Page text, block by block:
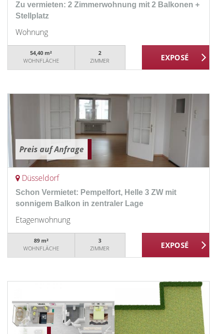
Zu vermieten: 2 Zimmerwohnung mit 2 Balkonen +
Stellplatz
Wohnung
54,40 m²
WOHNFLÄCHE
2
ZIMMER
Preis auf Anfrage
Düsseldorf
Schon Vermietet: Pempelfort, Helle 3 ZW mit
sonnigem Balkon in zentraler Lage
Etagenwohnung
89 m²
WOHNFLÄCHE
3
ZIMMER